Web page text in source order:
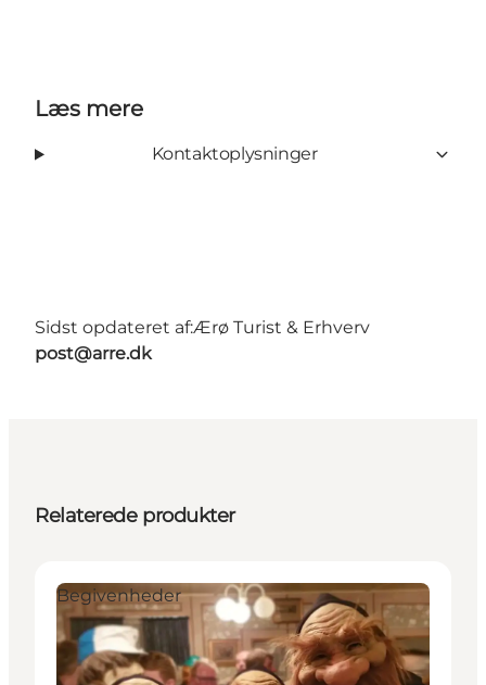
Læs mere
Kontaktoplysninger
Sidst opdateret af:Ærø Turist & Erhverv
post@arre.dk
Relaterede produkter
Begivenheder